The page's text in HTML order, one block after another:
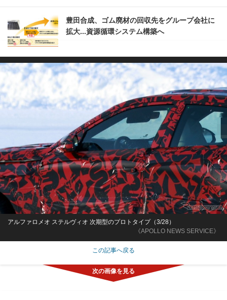
豊田合成、ゴム廃材の回収先をグループ会社に
拡大...資源循環システム構築へ
《APOLLO NEWS SERVICE》
アルファロメオ ステルヴィオ 次期型のプロトタイプ（3/28）
この記事へ戻る